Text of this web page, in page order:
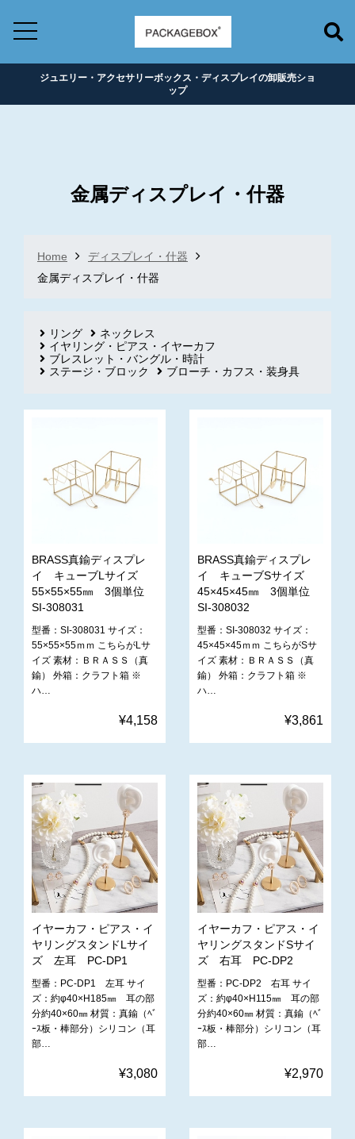
ジュエリー・アクセサリーボックス・ディスプレイの卸販売ショ
ップ
金属ディスプレイ・什器
Home
ディスプレイ・什器
金属ディスプレイ・什器
リング
ネックレス
イヤリング・ピアス・イヤーカフ
ブレスレット・バングル・時計
ステージ・ブロック
ブローチ・カフス・装身具
BRASS真鍮ディスプレ
イ キューブLサイズ
55×55×55㎜ 3個単位
SI-308031
型番：SI-308031 サイズ：
55×55×55ｍｍ こちらがLサ
イズ 素材：ＢＲＡＳＳ（真
鍮） 外箱：クラフト箱 ※
ハ…
¥4,158
BRASS真鍮ディスプレ
イ キューブSサイズ
45×45×45㎜ 3個単位
SI-308032
型番：SI-308032 サイズ：
45×45×45ｍｍ こちらがSサ
イズ 素材：ＢＲＡＳＳ（真
鍮） 外箱：クラフト箱 ※
ハ…
¥3,861
イヤーカフ・ピアス・イ
ヤリングスタンドLサイ
ズ 左耳 PC-DP1
型番：PC-DP1 左耳 サイ
ズ：約φ40×H185㎜ 耳の部
分約40×60㎜ 材質：真鍮（ﾍﾞ
ｰｽ板・棒部分）シリコン（耳
部…
¥3,080
イヤーカフ・ピアス・イ
ヤリングスタンドSサイ
ズ 右耳 PC-DP2
型番：PC-DP2 右耳 サイ
ズ：約φ40×H115㎜ 耳の部
分約40×60㎜ 材質：真鍮（ﾍﾞ
ｰｽ板・棒部分）シリコン（耳
部…
¥2,970